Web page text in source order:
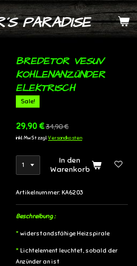
PARADISE
BREDETOR VESUV
KOHLENANZÜNDER
ELEKTRISCH
Sale!
29,90 €34,90 €
inkl. MwSt zzgl. Versandkosten
In den
Warenkorb
Artikelnummer:KA6203
Beschreibung :
* widerstandsfähige Heizspirale
* Lichtelement leuchtet, sobald der
Anzünder an ist